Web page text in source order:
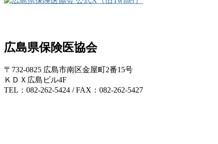
広島県保険医協会
〒732-0825 広島市南区金屋町2番15号
ＫＤＸ広島ビル4F
TEL：082-262-5424 / FAX：082-262-5427